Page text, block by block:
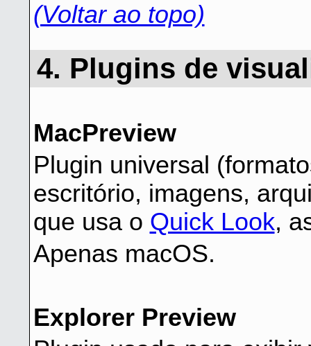
(Voltar ao topo)
4. Plugins de
MacPreview
Plugin universal
escritório, imagens,
que usa o Quick Look,
Apenas macOS.
Explorer Preview